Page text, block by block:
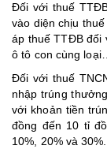
Đối với thuế
vào diện chịu
áp thuế TTĐB đối
ô tô con cùng loại…
Đối với thuế
nhập trúng
với khoản tiền
đồng đến 10 tỉ
10%, 20% và 30%.